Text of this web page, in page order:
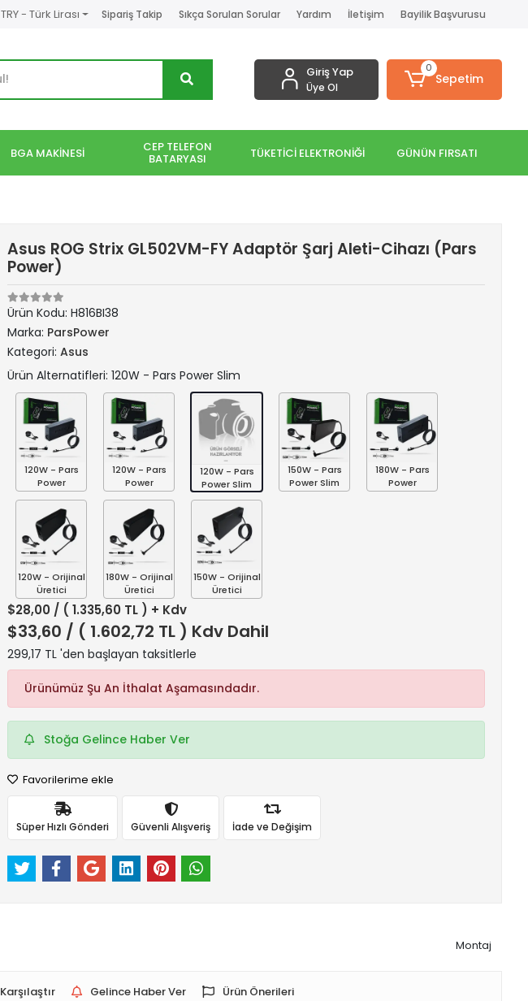
TRY - Türk Lirası Sipariş Takip Sıkça Sorulan Sorular Yardım İletişim Bayilik Başvurusu
Giriş Yap
Üye Ol
0
Sepetim
BGA MAKİNESİ CEP TELEFON
BATARYASI TÜKETİCİ ELEKTRONİĞİ GÜNÜN FIRSATI
Asus ROG Strix GL502VM-FY Adaptör Şarj Aleti-Cihazı (Pars
Power)
Ürün Kodu: H816BI38
Marka: ParsPower
Kategori: Asus
Ürün Alternatifleri: 120W - Pars Power Slim
120W - Pars
Power
120W - Pars
Power
120W - Pars
Power Slim
150W - Pars
Power Slim
180W - Pars
Power
120W - Orijinal
Üretici
180W - Orijinal
Üretici
150W - Orijinal
Üretici
$28,00 / ( 1.335,60 TL ) + Kdv
$33,60 / ( 1.602,72 TL ) Kdv Dahil
299,17 TL 'den başlayan taksitlerle
Ürünümüz Şu An İthalat Aşamasındadır.
Stoğa Gelince Haber Ver
Favorilerime ekle
Süper Hızlı Gönderi Güvenli Alışveriş İade ve Değişim
Montaj
Karşılaştır Gelince Haber Ver Ürün Önerileri